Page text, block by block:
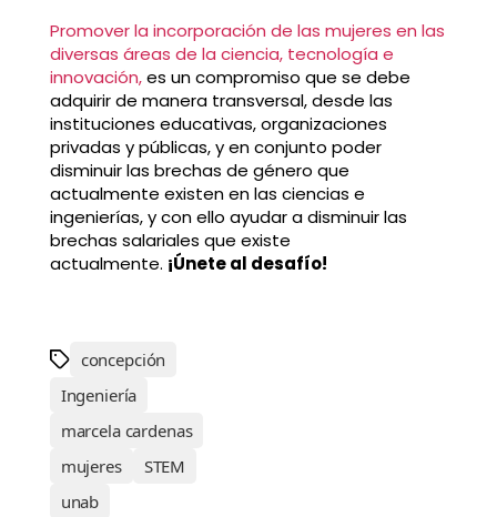
Promover la incorporación de las mujeres en las
diversas áreas de la ciencia, tecnología e
innovación,es un compromiso que se debe
adquirir de manera transversal, desde las
instituciones educativas, organizaciones
privadas y públicas, y en conjunto poder
disminuir las brechas de género que
actualmente existen en las ciencias e
ingenierías, y con ello ayudar a disminuir las
brechas salariales que existe
actualmente. ¡Únete al desafío!
concepción
Ingeniería
marcela cardenas
mujeres
STEM
unab